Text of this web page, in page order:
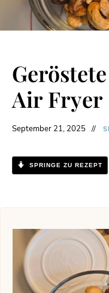
Air Fryer
September 21, 2025
SPRINGE ZU REZEPT